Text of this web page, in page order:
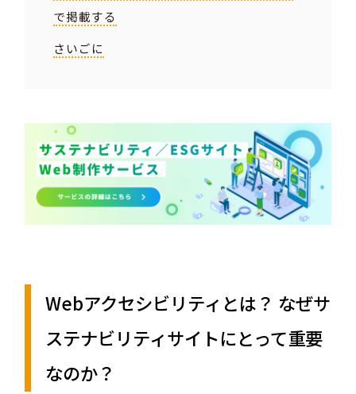
で掲載する
さいごに
Webアクセシビリティとは？ なぜサ
ステナビリティサイトにとって重要
なのか？